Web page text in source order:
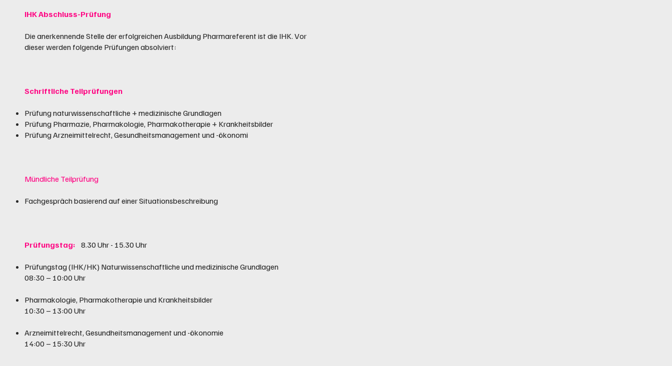
IHK Abschluss-Prüfung
Die anerkennende Stelle der erfolgreichen Ausbildung Pharmareferent ist die IHK. Vor
dieser werden folgende Prüfungen absolviert:
Schriftliche Teilprüfungen
Prüfung naturwissenschaftliche + medizinische Grundlagen
Prüfung Pharmazie, Pharmakologie, Pharmakotherapie + Krankheitsbilder
Prüfung Arzneimittelrecht, Gesundheitsmanagement und -ökonomi
Mündliche Teilprüfung
Fachgespräch basierend auf einer Situationsbeschreibung
Prüfungstag: 8.30 Uhr - 15.30 Uhr
Prüfungstag (IHK/HK) Naturwissenschaftliche und medizinische Grundlagen
08:30 – 10:00 Uhr
Pharmakologie, Pharmakotherapie und Krankheitsbilder
10:30 – 13:00 Uhr
Arzneimittelrecht, Gesundheitsmanagement und -ökonomie
14:00 – 15:30 Uhr​